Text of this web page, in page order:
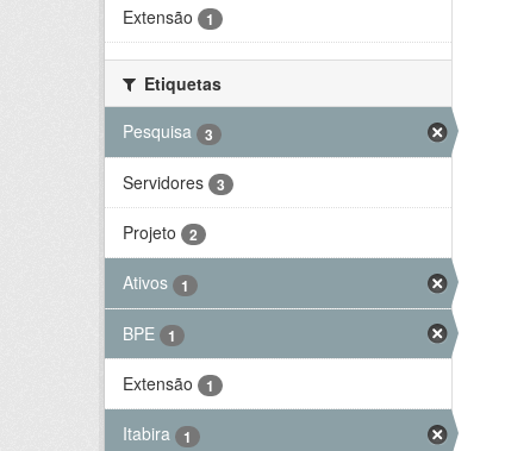
Extensão 1
Etiquetas
Pesquisa
3
Servidores 3
Projeto 2
Ativos 1
BPE 1
Extensão 1
Itabira 1